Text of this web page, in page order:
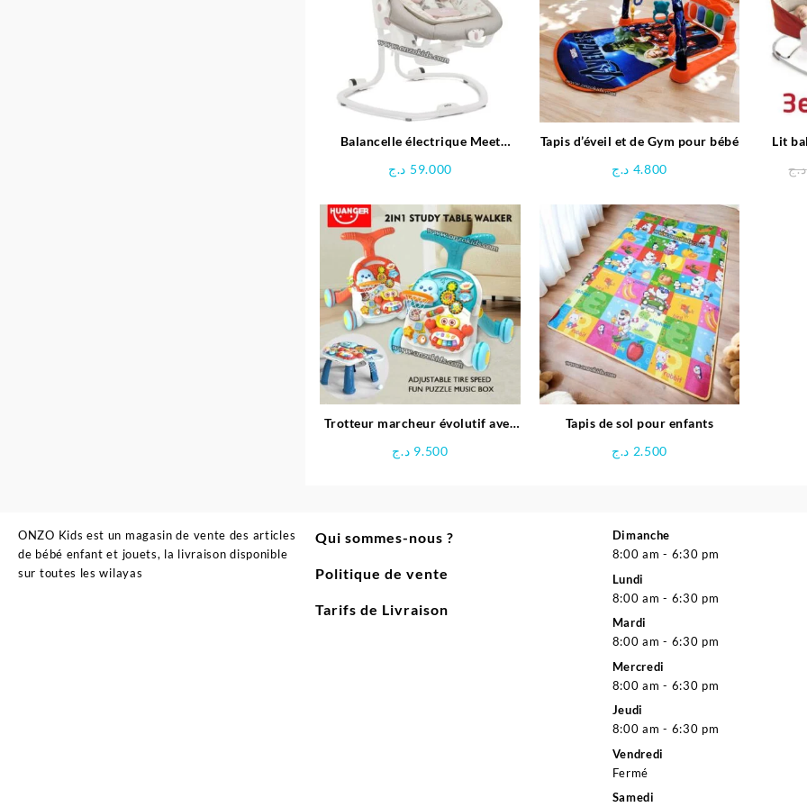
Balancelle électrique Meet
59.000 د.ج
Tapis d’éveil et de Gym pour bébé
4.800 د.ج
Lit
د.ج
Trotteur marcheur évolutif avec
9.500 د.ج
Tapis de sol pour enfants
2.500 د.ج
ONZO Kids est un magasin de vente des articles
de bébé enfant et jouets, la livraison disponible
sur toutes les wilayas
Qui sommes-nous ?
Politique de vente
Tarifs de Livraison
Dimanche
8:00 am - 6:30 pm
Lundi
8:00 am - 6:30 pm
Mardi
8:00 am - 6:30 pm
Mercredi
8:00 am - 6:30 pm
Jeudi
8:00 am - 6:30 pm
Vendredi
Fermé
Samedi